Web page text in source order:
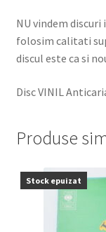
NU vindem
folosim calitati
discul este ca si
Disc VINIL
Produse
Stock epuizat